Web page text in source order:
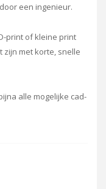
een ingenieur.
print of kleine print
zijn met korte, snelle
alle mogelijke cad-